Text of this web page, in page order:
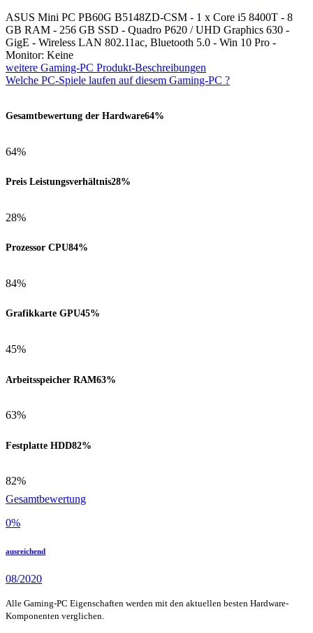
ASUS Mini PC PB60G B5148ZD-CSM - 1 x Core i5 8400T - 8
GB RAM - 256 GB SSD - Quadro P620 / UHD Graphics 630 -
GigE - Wireless LAN 802.11ac, Bluetooth 5.0 - Win 10 Pro -
Monitor: Keine
weitere Gaming-PC Produkt-Beschreibungen
Welche PC-Spiele laufen auf diesem Gaming-PC ?
Gesamtbewertung der Hardware64%
64%
Preis Leistungsverhältnis28%
28%
Prozessor CPU84%
84%
Grafikkarte GPU45%
45%
Arbeitsspeicher RAM63%
63%
Festplatte HDD82%
82%
Gesamtbewertung
0%
ausreichend
08/2020
Alle Gaming-PC Eigenschaften werden mit den aktuellen besten Hardware-
Komponenten verglichen.